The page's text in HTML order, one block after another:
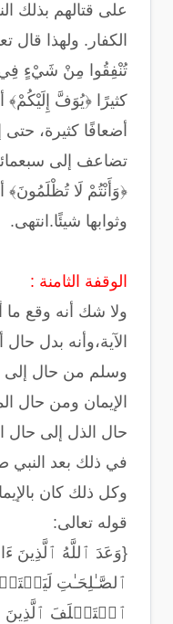
على قتالهم بذلك
الكفار‏.‏ ولهذا قال
تُنْفِقُوا مِنْ شَيْءٍ فِي
كثيرًا ‏﴿‏يُوَفَّ إِلَيْكُمْ‏﴾‏
أضعافًا كثيرة،
تضاعف إلى
﴿‏وَأَنْتُمْ لَا
وثوابها شيئًا‏.‏انتهى.
الوقفة الثامنة :
ولا شك أنه وقع
الآية،وأنه بدل
وسلم من حال إلى
الإيمان ومن حال
حال الذل إلى حال
في ذلك بعد النبي
وكل ذلك كان
قوله تعالى:
{وَعَدَ ٱللَّهُ
ٱلصَّـٰلِحَـٰتِ
ٱسۡتَخۡلَفَ ٱلَّذِینَ